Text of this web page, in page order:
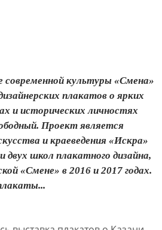
культуры «Смена»
плакатов о ярких
и исторических личностях
Проект является
и краеведения «Искра»
двух школ плакатного дизайна,
«Смене» в 2016 и 2017 годах.